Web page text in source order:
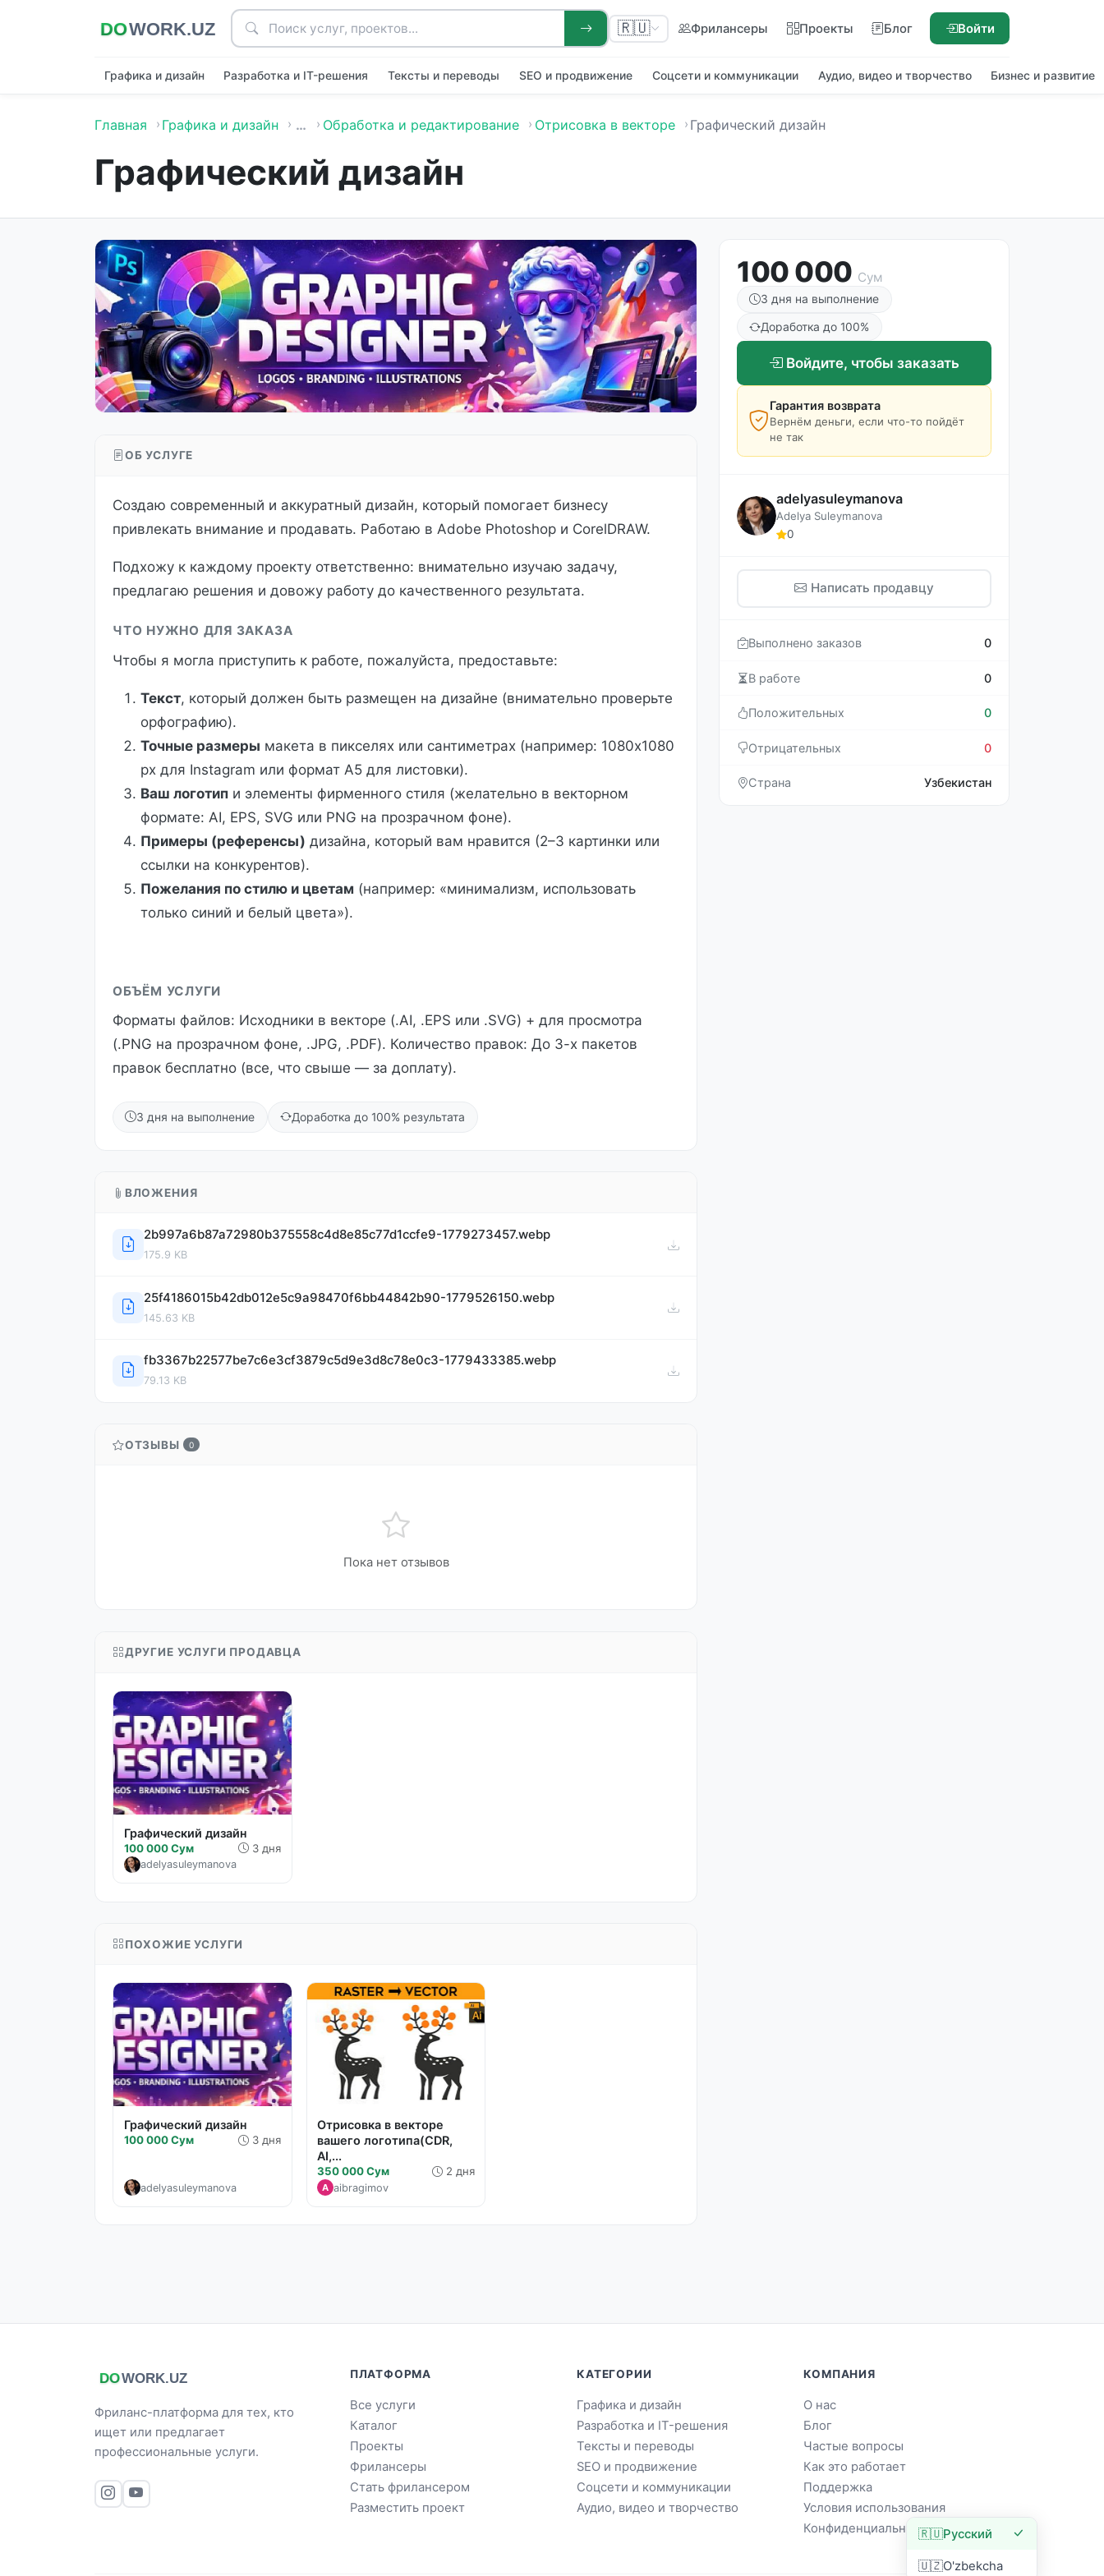
🇷🇺 Фрилансеры Проекты Блог Войти
Графика и дизайн Разработка и IT-решения Тексты и переводы SEO и продвижение Соцсети и коммуникации Аудио, видео и творчество Бизнес и развитие
Главная Графика и дизайн … Обработка и редактирование Отрисовка в векторе Графический дизайн
Графический дизайн
ОБ УСЛУГЕ
Создаю современный и аккуратный дизайн, который помогает бизнесу
привлекать внимание и продавать. Работаю в Adobe Photoshop и CorelDRAW.
Подхожу к каждому проекту ответственно: внимательно изучаю задачу,
предлагаю решения и довожу работу до качественного результата.
ЧТО НУЖНО ДЛЯ ЗАКАЗА
Чтобы я могла приступить к работе, пожалуйста, предоставьте:
Текст, который должен быть размещен на дизайне (внимательно проверьте
орфографию).
Точные размеры макета в пикселях или сантиметрах (например: 1080х1080
px для Instagram или формат А5 для листовки).
Ваш логотип и элементы фирменного стиля (желательно в векторном
формате: AI, EPS, SVG или PNG на прозрачном фоне).
Примеры (референсы) дизайна, который вам нравится (2–3 картинки или
ссылки на конкурентов).
Пожелания по стилю и цветам (например: «минимализм, использовать
только синий и белый цвета»).
ОБЪЁМ УСЛУГИ
Форматы файлов: Исходники в векторе (.AI, .EPS или .SVG) + для просмотра
(.PNG на прозрачном фоне, .JPG, .PDF). Количество правок: До 3-х пакетов
правок бесплатно (все, что свыше — за доплату).
3 дня на выполнение Доработка до 100% результата
ВЛОЖЕНИЯ
2b997a6b87a72980b375558c4d8e85c77d1ccfe9-1779273457.webp
175.9 KB
25f4186015b42db012e5c9a98470f6bb44842b90-1779526150.webp
145.63 KB
fb3367b22577be7c6e3cf3879c5d9e3d8c78e0c3-1779433385.webp
79.13 KB
ОТЗЫВЫ 0
Пока нет отзывов
ДРУГИЕ УСЛУГИ ПРОДАВЦА
Графический дизайн
100 000 Сум 3 дня
adelyasuleymanova
ПОХОЖИЕ УСЛУГИ
Графический дизайн
100 000 Сум 3 дня
adelyasuleymanova
Отрисовка в векторе
вашего логотипа(CDR,
AI,...
350 000 Сум 2 дня
A aibragimov
100 000 Сум
3 дня на выполнение
Доработка до 100%
Войдите, чтобы заказать
Гарантия возврата
Вернём деньги, если что-то пойдёт
не так
adelyasuleymanova
Adelya Suleymanova
0
Написать продавцу
Выполнено заказов 0
В работе 0
Положительных 0
Отрицательных 0
Страна Узбекистан
Фриланс-платформа для тех, кто
ищет или предлагает
профессиональные услуги.
ПЛАТФОРМА
Все услуги
Каталог
Проекты
Фрилансеры
Стать фрилансером
Разместить проект
КАТЕГОРИИ
Графика и дизайн
Разработка и IT-решения
Тексты и переводы
SEO и продвижение
Соцсети и коммуникации
Аудио, видео и творчество
КОМПАНИЯ
О нас
Блог
Частые вопросы
Как это работает
Поддержка
Условия использования
Конфиденциальность
🇷🇺Русский
🇺🇿O'zbekcha